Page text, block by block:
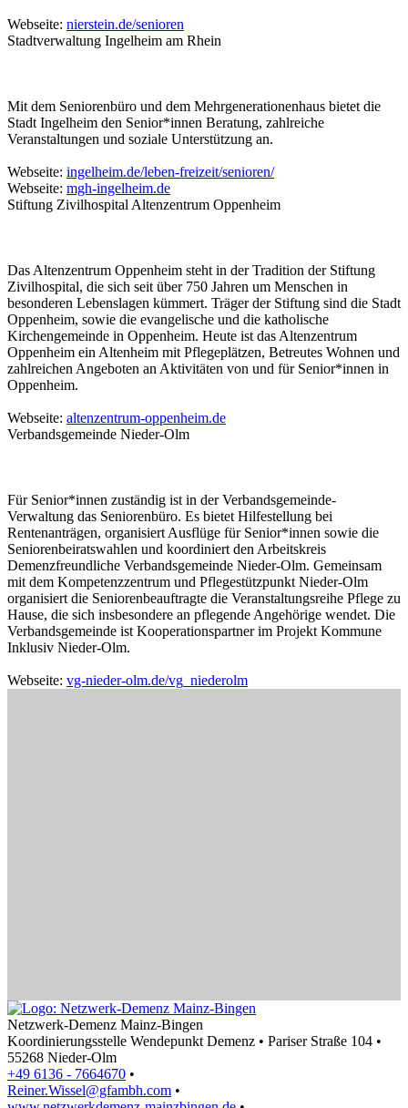
Webseite: nierstein.de/senioren
Stadtverwaltung Ingelheim am Rhein
Mit dem Seniorenbüro und dem Mehrgenerationenhaus bietet die
Stadt Ingelheim den Senior*innen Beratung, zahlreiche
Veranstaltungen und soziale Unterstützung an.
Webseite: ingelheim.de/leben-freizeit/senioren/
Webseite: mgh-ingelheim.de
Stiftung Zivilhospital Altenzentrum Oppenheim
Das Altenzentrum Oppenheim steht in der Tradition der Stiftung
Zivilhospital, die sich seit über 750 Jahren um Menschen in
besonderen Lebenslagen kümmert. Träger der Stiftung sind die Stadt
Oppenheim, sowie die evangelische und die katholische
Kirchengemeinde in Oppenheim. Heute ist das Altenzentrum
Oppenheim ein Altenheim mit Pflegeplätzen, Betreutes Wohnen und
zahlreichen Angeboten an Aktivitäten von und für Senior*innen in
Oppenheim.
Webseite: altenzentrum-oppenheim.de
Verbandsgemeinde Nieder-Olm
Für Senior*innen zuständig ist in der Verbandsgemeinde-
Verwaltung das Seniorenbüro. Es bietet Hilfestellung bei
Rentenanträgen, organisiert Ausflüge für Senior*innen sowie die
Seniorenbeiratswahlen und koordiniert den Arbeitskreis
Demenzfreundliche Verbandsgemeinde Nieder-Olm. Gemeinsam
mit dem Kompetenzzentrum und Pflegestützpunkt Nieder-Olm
organisiert die Seniorenbeauftragte die Veranstaltungsreihe Pflege zu
Hause, die sich insbesondere an pflegende Angehörige wendet. Die
Verbandsgemeinde ist Kooperationspartner im Projekt Kommune
Inklusiv Nieder-Olm.
Webseite: vg-nieder-olm.de/vg_niederolm
Netzwerk-Demenz Mainz-Bingen
Koordinierungsstelle Wendepunkt Demenz • Pariser Straße 104 •
55268 Nieder-Olm
+49 6136 - 7664670 •
Reiner.Wissel@gfambh.com •